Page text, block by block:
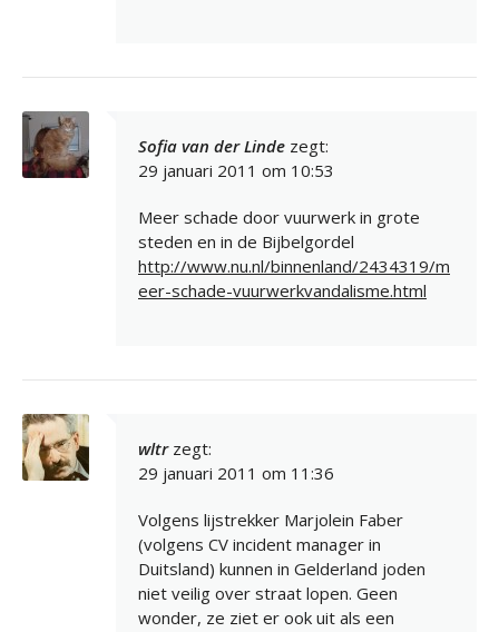
Sofia van der Linde zegt:
29 januari 2011 om 10:53
Meer schade door vuurwerk in grote
steden en in de Bijbelgordel
http://www.nu.nl/binnenland/2434319/m
eer-schade-vuurwerkvandalisme.html
wltr zegt:
29 januari 2011 om 11:36
Volgens lijstrekker Marjolein Faber
(volgens CV incident manager in
Duitsland) kunnen in Gelderland joden
niet veilig over straat lopen. Geen
wonder, ze ziet er ook uit als een